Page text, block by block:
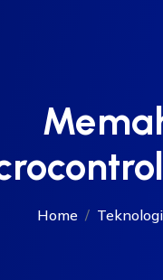
Home Teknologi